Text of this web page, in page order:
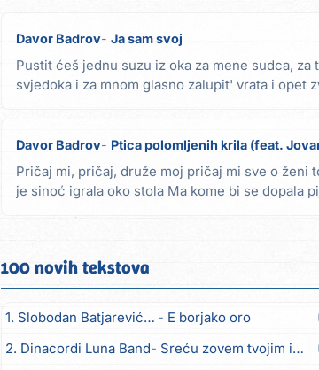
Davor Badrov Ja sam svoj
Pustit ćeš jednu suzu iz oka za mene sudca, za
svjedoka i za mnom glasno zalupit' vrata i opet
Davor Badrov Ptica polomljenih krila (feat. Jovan
Pričaj mi, pričaj, druže moj pričaj mi sve o ženi
je sinoć igrala oko stola Ma kome bi se dopala
100 novih tekstova
1. Slobodan Batjarević Čobe E borjako oro
2. Dinacordi Luna Band Sreću zovem tvojim imenom (feat. Kristina Smetko)